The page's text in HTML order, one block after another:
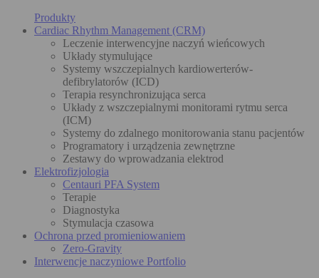
Produkty
Cardiac Rhythm Management (CRM)
Leczenie interwencyjne naczyń wieńcowych
Układy stymulujące
Systemy wszczepialnych kardiowerterów-
defibrylatorów (ICD)
Terapia resynchronizująca serca
Układy z wszczepialnymi monitorami rytmu serca
(ICM)
Systemy do zdalnego monitorowania stanu pacjentów
Programatory i urządzenia zewnętrzne
Zestawy do wprowadzania elektrod
Elektrofizjologia
Centauri PFA System
Terapie
Diagnostyka
Stymulacja czasowa
Ochrona przed promieniowaniem
Zero-Gravity
Interwencje naczyniowe Portfolio